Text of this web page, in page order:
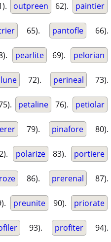
outpreen 62). paintier
65). pantofle 66).
pearlite 69). pelorian
72). perineal 73).
petaline 76). petiolar
79). pinafore 80).
polarize 83). portiere
86). prerenal 87).
preunite 90). priorate
93). profiter 94).